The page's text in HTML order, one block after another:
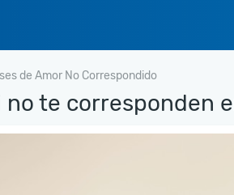
de Amor No Correspondido
no te corresponden